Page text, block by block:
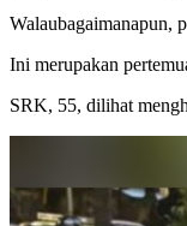
Walaubagaimanapun,
Ini merupakan
SRK, 55, dilihat